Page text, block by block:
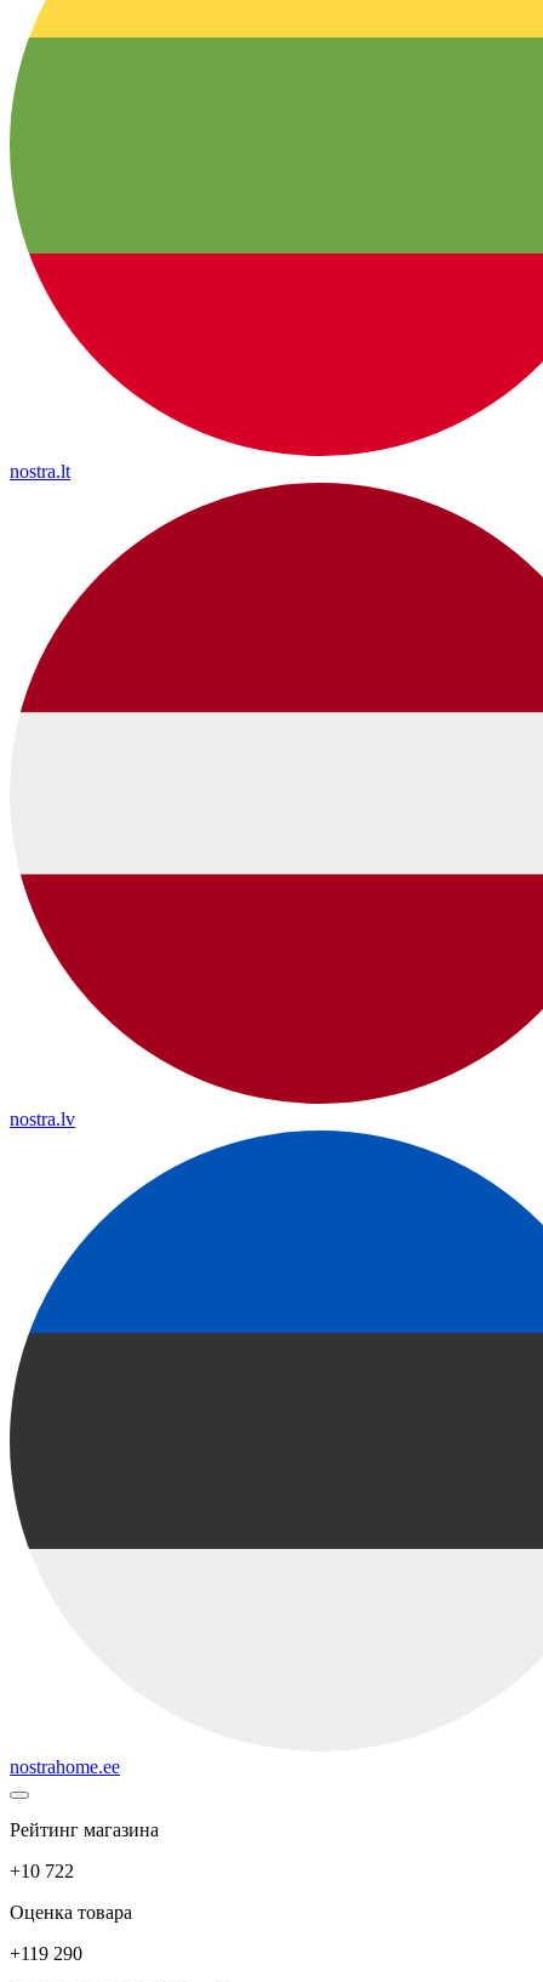
nostra.lt
nostra.lv
nostrahome.ee
Рейтинг магазина
+10 722
Оценка товара
+119 290